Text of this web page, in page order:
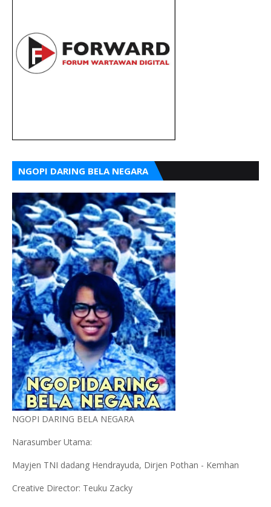
NGOPI DARING BELA NEGARA
NGOPI DARING BELA NEGARA
Narasumber Utama:
Mayjen TNI dadang Hendrayuda, Dirjen Pothan - Kemhan
Creative Director: Teuku Zacky